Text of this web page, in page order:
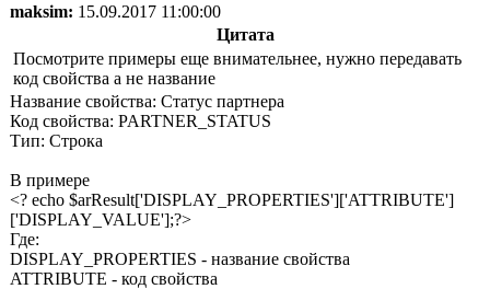
maksim: 15.09.2017 11:00:00
Цитата
Посмотрите примеры еще внимательнее, нужно передавать
код свойства а не название
Название свойства: Статус партнера
Код свойства: PARTNER_STATUS
Тип: Строка
В примере
<? echo $arResult['DISPLAY_PROPERTIES']['ATTRIBUTE']
['DISPLAY_VALUE'];?>
Где:
DISPLAY_PROPERTIES - название свойства
ATTRIBUTE - код свойства